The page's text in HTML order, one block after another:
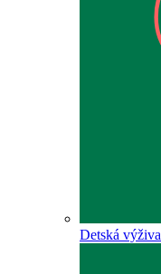
Detská výživa